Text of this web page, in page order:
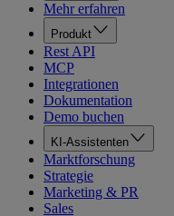
Mehr erfahren
Produkt
Rest API
MCP
Integrationen
Dokumentation
Demo buchen
KI-Assistenten
Marktforschung
Strategie
Marketing & PR
Sales